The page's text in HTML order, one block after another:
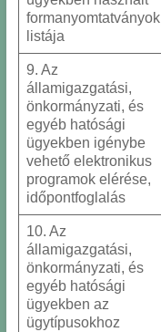
formanyomtatványok
listája
9. Az
államigazgatási,
önkormányzati, és
egyéb hatósági
ügyekben igénybe
vehető elektronikus
programok elérése,
időpontfoglalás
10. Az
államigazgatási,
önkormányzati, és
egyéb hatósági
ügyekben az
ügytípusokhoz